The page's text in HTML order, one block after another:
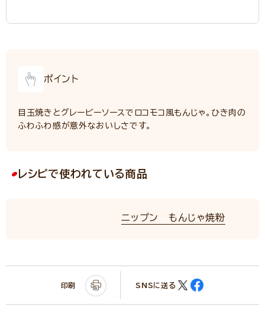
ポイント
目玉焼きとグレービーソースでロコモコ風もんじゃ。ひき肉の
ふわふわ感が意外なおいしさです。
レシピで使われている商品
ニップン もんじゃ焼粉
印刷 SNSに送る